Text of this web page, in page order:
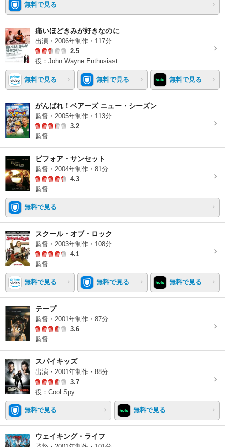
無料で見る
痛いほどきみが好きなのに
出演・2006年制作・117分
2.5
役：John Wayne Enthusiast
無料で見る 無料で見る 無料で見る
がんばれ！ベアーズ ニュー・シーズン
監督・2005年制作・113分
3.2
監督
ビフォア・サンセット
監督・2004年制作・81分
4.3
監督
無料で見る
スクール・オブ・ロック
監督・2003年制作・108分
4.1
監督
無料で見る 無料で見る 無料で見る
テープ
監督・2001年制作・87分
3.6
監督
スパイキッズ
出演・2001年制作・88分
3.7
役：Cool Spy
無料で見る 無料で見る
ウェイキング・ライフ